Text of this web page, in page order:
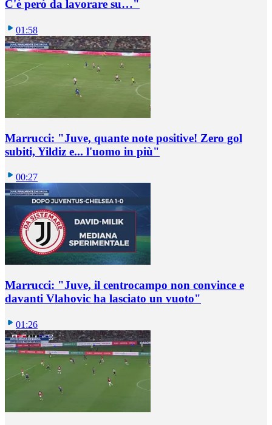
C'è però da lavorare su…"
01:58
Marrucci: "Juve, quante note positive! Zero gol
subiti, Yildiz e... l'uomo in più"
00:27
Marrucci: "Juve, il centrocampo non convince e
davanti Vlahovic ha lasciato un vuoto"
01:26